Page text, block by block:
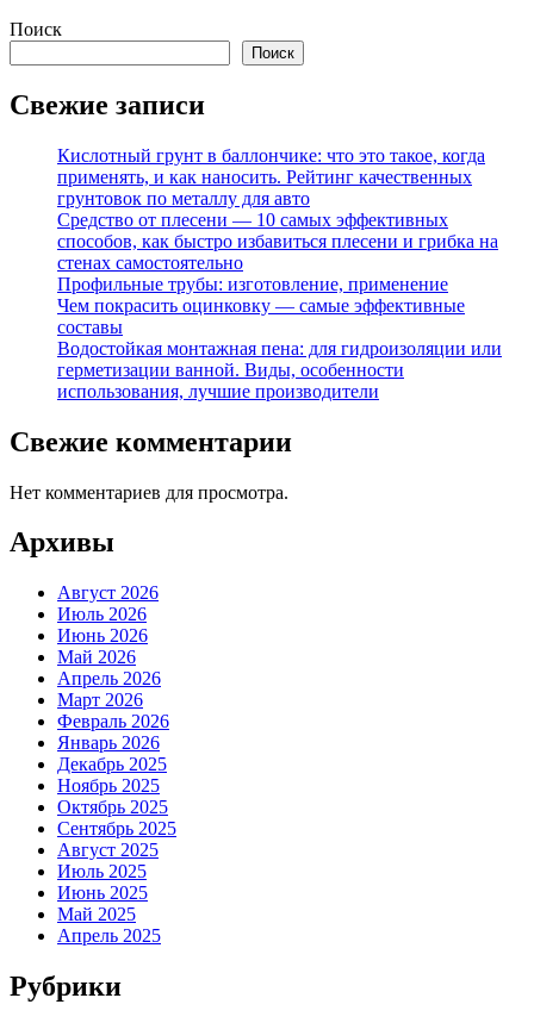
Поиск
Поиск
Свежие записи
Кислотный грунт в баллончике: что это такое, когда
применять, и как наносить. Рейтинг качественных
грунтовок по металлу для авто
Средство от плесени — 10 самых эффективных
способов, как быстро избавиться плесени и грибка на
стенах самостоятельно
Профильные трубы: изготовление, применение
Чем покрасить оцинковку — самые эффективные
составы
Водостойкая монтажная пена: для гидроизоляции или
герметизации ванной. Виды, особенности
использования, лучшие производители
Свежие комментарии
Нет комментариев для просмотра.
Архивы
Август 2026
Июль 2026
Июнь 2026
Май 2026
Апрель 2026
Март 2026
Февраль 2026
Январь 2026
Декабрь 2025
Ноябрь 2025
Октябрь 2025
Сентябрь 2025
Август 2025
Июль 2025
Июнь 2025
Май 2025
Апрель 2025
Рубрики